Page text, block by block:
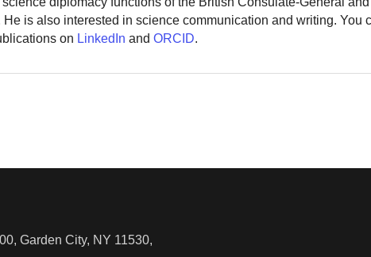
is also interested in science communication and writing. You
on LinkedIn andORCID.
Garden City, NY 11530,